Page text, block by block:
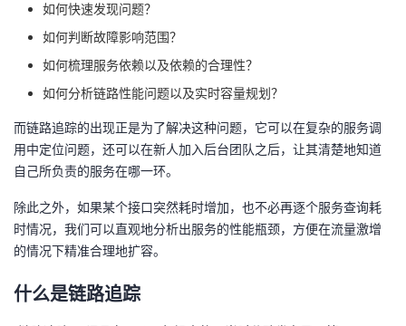
堂
的
程
我
认
证
的
实
我
的
我
技
支
持
的
声
建
如何快速发现问题？
如何判断故障影响范围？
如何梳理服务依赖以及依赖的合理性？
如何分析链路性能问题以及实时容量规划？
而链路追踪的出现正是为了解决这种问题，它可以在复杂的服务调
用中定位问题，还可以在新人加入后台团队之后，让其清楚地知道
自己所负责的服务在哪一环。
除此之外，如果某个接口突然耗时增加，也不必再逐个服务查询耗
时情况，我们可以直观地分析出服务的性能瓶颈，方便在流量激增
的情况下精准合理地扩容。
什么是链路追踪